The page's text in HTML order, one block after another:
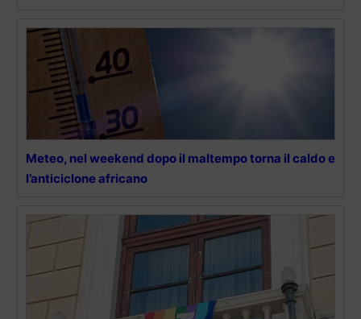
Meteo, nel weekend dopo il maltempo torna il caldo e
l’anticiclone africano